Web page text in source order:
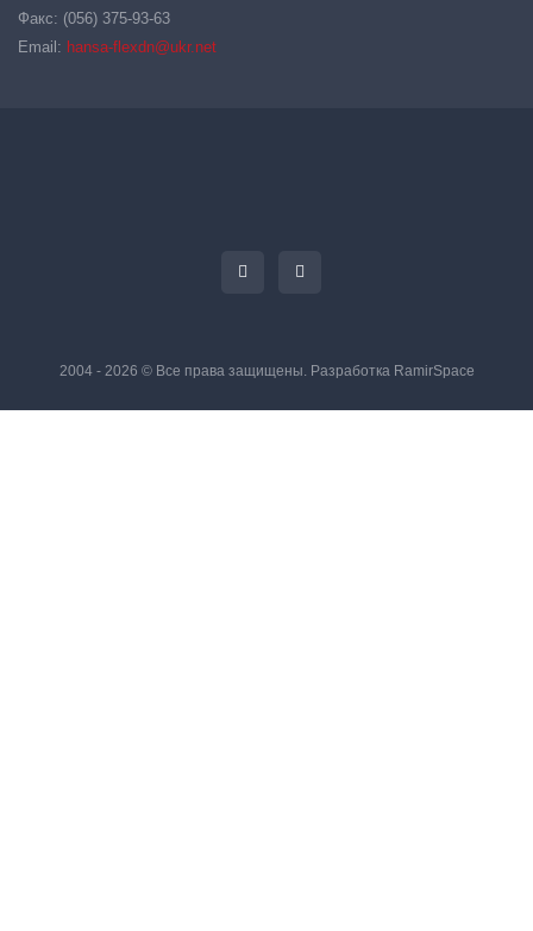
Факс: (056) 375-93-63
Email: hansa-flexdn@ukr.net
2004 - 2026 © Все права защищены. Разработка RamirSpace